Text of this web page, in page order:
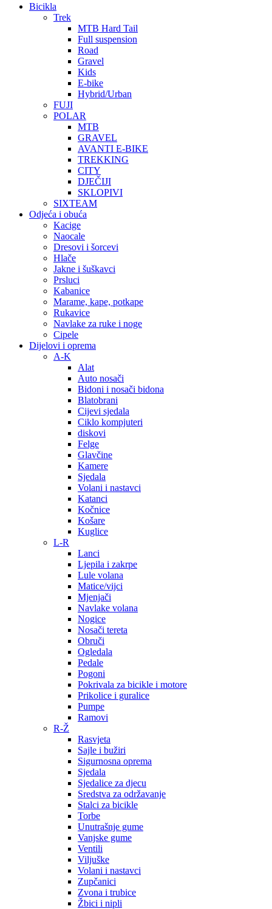
Bicikla
Trek
MTB Hard Tail
Full suspension
Road
Gravel
Kids
E-bike
Hybrid/Urban
FUJI
POLAR
MTB
GRAVEL
AVANTI E-BIKE
TREKKING
CITY
DJEČIJI
SKLOPIVI
SIXTEAM
Odjeća i obuća
Kacige
Naocale
Dresovi i šorcevi
Hlače
Jakne i šuškavci
Prsluci
Kabanice
Marame, kape, potkape
Rukavice
Navlake za ruke i noge
Cipele
Dijelovi i oprema
A-K
Alat
Auto nosači
Bidoni i nosači bidona
Blatobrani
Cijevi sjedala
Ciklo kompjuteri
diskovi
Felge
Glavčine
Kamere
Sjedala
Volani i nastavci
Katanci
Kočnice
Košare
Kuglice
L-R
Lanci
Ljepila i zakrpe
Lule volana
Matice/vijci
Mjenjači
Navlake volana
Nogice
Nosači tereta
Obruči
Ogledala
Pedale
Pogoni
Pokrivala za bicikle i motore
Prikolice i guralice
Pumpe
Ramovi
R-Ž
Rasvjeta
Sajle i bužiri
Sigurnosna oprema
Sjedala
Sjedalice za djecu
Sredstva za održavanje
Stalci za bicikle
Torbe
Unutrašnje gume
Vanjske gume
Ventili
Viljuške
Volani i nastavci
Zupčanici
Zvona i trubice
Žbici i nipli